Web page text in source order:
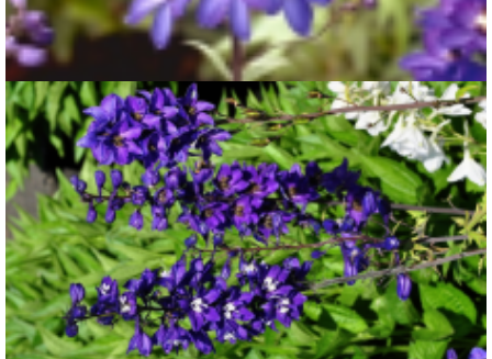
Ridderspoor
Delphinium 'Sommernachtstraum'